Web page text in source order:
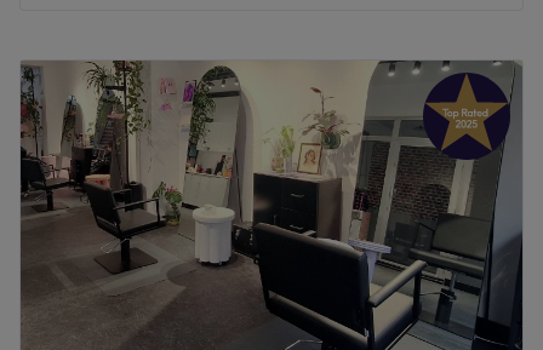
Go to venue
Dinsdag
09:00– 16:30
Woensdag
Gesloten
Donderdag
09:00 –16:30
Vrijdag
09:00– 20:00
Zaterdag
09:00–20:00
Zondag
Gesloten
Installé à Ixelles, venez découvrir le salon de coiffure
Caroline K ! Vous profiterez d'un agréable moment dans
un lieu joliment décoré où vous vous sentirez bien.